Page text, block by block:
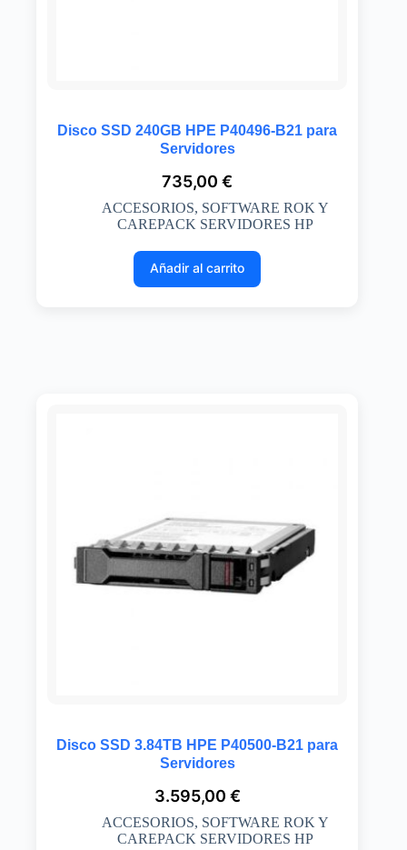
Disco SSD 240GB HPE P40496-B21 para
Servidores
735,00€
ACCESORIOS, SOFTWARE ROK Y
CAREPACK SERVIDORES HP
Añadir al carrito
Disco SSD 3.84TB HPE P40500-B21 para
Servidores
3.595,00 €
ACCESORIOS, SOFTWARE ROK Y
CAREPACK SERVIDORES HP